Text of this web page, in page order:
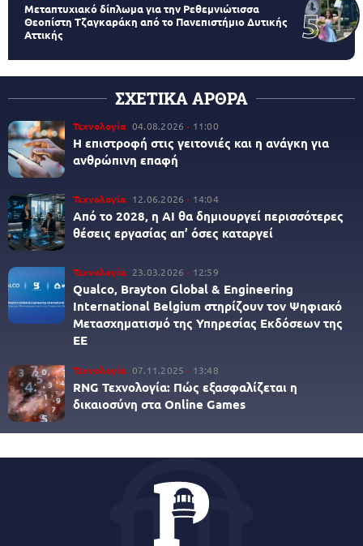
Μεταπτυχιακό δίπλωμα για την Ρεθεμνιώτισσα
Θεοπίστη Τζαγκαράκη από το Πανεπιστήμιο Δυτικής
Αττικής
ΣΧΕΤΙΚΑ ΑΡΘΡΑ
Τεχνολογία 04.08.2026 11:00
Η επιστροφή στις γειτονιές και η ανάγκη για
ανθρώπινη επαφή
Τεχνολογία 12.06.2026 14:04
Από το 2028, η AI θα δημιουργεί περισσότερες
θέσεις εργασίας απ’ όσες καταργεί
Τεχνολογία 23.03.2026 12:59
Qualco, Brayton Global & Engineering
International Belgium στηρίζουν τον Ψηφιακό
Μετασχηματισμό της Υπηρεσίας Εκδόσεων της
ΕΕ
Τεχνολογία 07.11.2025 13:48
RNG Τεχνολογία: Πώς εξασφαλίζεται η
δικαιοσύνη στα Online Games